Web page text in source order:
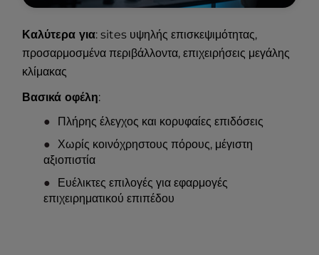
Καλύτερα για: sites υψηλής επισκεψιμότητας,
προσαρμοσμένα περιβάλλοντα, επιχειρήσεις μεγάλης
κλίμακας
Βασικά οφέλη:
Πλήρης έλεγχος και κορυφαίες επιδόσεις
Χωρίς κοινόχρηστους πόρους, μέγιστη
αξιοπιστία
Ευέλικτες επιλογές για εφαρμογές
επιχειρηματικού επιπέδου